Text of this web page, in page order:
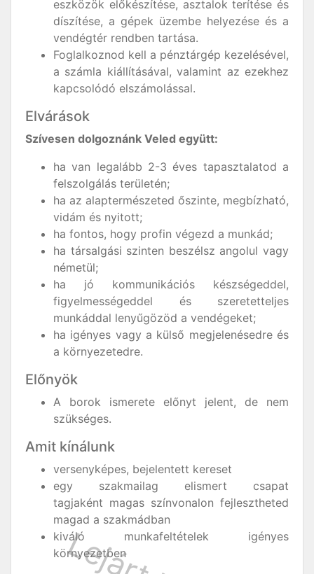
eszközök előkészítése, asztalok terítése és
díszítése, a gépek üzembe helyezése és a
vendégtér rendben tartása.
Foglalkoznod kell a pénztárgép kezelésével,
a számla kiállításával, valamint az ezekhez
kapcsolódó elszámolással.
Elvárások
Szívesen dolgoznánk Veled együtt:
ha van legalább 2-3 éves tapasztalatod a
felszolgálás területén;
ha az alaptermészeted őszinte, megbízható,
vidám és nyitott;
ha fontos, hogy profin végezd a munkád;
ha társalgási szinten beszélsz angolul vagy
németül;
ha jó kommunikációs készségeddel,
figyelmességeddel és szeretetteljes
munkáddal lenyűgözöd a vendégeket;
ha igényes vagy a külső megjelenésedre és
a környezetedre.
Előnyök
A borok ismerete előnyt jelent, de nem
szükséges.
Amit kínálunk
versenyképes, bejelentett kereset
egy szakmailag elismert csapat
tagjaként magas színvonalon fejlesztheted
magad a szakmádban
kiváló munkafeltételek igényes
környezetben